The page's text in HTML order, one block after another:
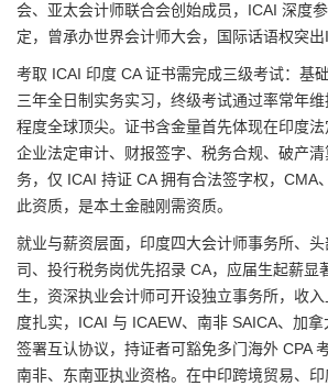
会、亚太会计师联合会创始成员，ICAI 深度
定，曾承办世界会计师大会，国际话语权突出
考取 ICAI 印度 CA 证书需完成三级考试：基
三年全日制实务实习，终级考试通过率常年
程度全球顶尖。证书含金量首先体现在印度
企业法定审计、财报签字、税务合规、破产
务，仅 ICAI 持证 CA 拥有合法签字权，CMA
此资质，是本土金融刚需资质。
就业与薪资层面，印度四大会计师事务所、
司、投行税务岗优先招录 CA，应届生起薪显
生，资深执业会计师可开设独立事务所，收
度扎实，ICAI 与 ICAEW、南非 SAICA、加拿
签署互认协议，持证者可豁免多门海外 CPA
南非、东南亚执业资格。在中印跨境贸易、